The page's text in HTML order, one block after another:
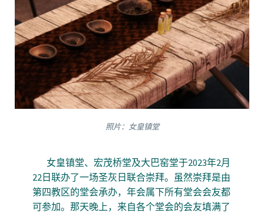
照片：女皇镇堂
女皇镇堂、宏茂桥堂及大巴窑堂于2023年2月
22日联办了一场圣灰日联合崇拜。虽然崇拜是由
第四教区的堂会承办，年会属下所有堂会会友都
可参加。那天晚上，来自各个堂会的会友填满了